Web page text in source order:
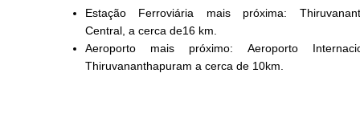
Estação Ferroviária mais próxima:
Central, a cerca de16 km.
Aeroporto mais próximo: Aeroporto
Thiruvananthapuram a cerca de 10km.